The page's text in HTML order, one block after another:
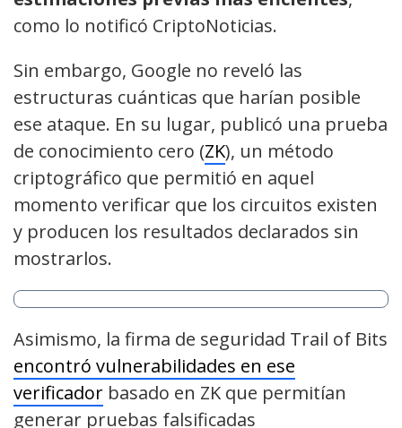
como lo notificó CriptoNoticias.
Sin embargo, Google no reveló las
estructuras cuánticas que harían posible
ese ataque. En su lugar, publicó una prueba
de conocimiento cero (ZK), un método
criptográfico que permitió en aquel
momento verificar que los circuitos existen
y producen los resultados declarados sin
mostrarlos.
Asimismo, la firma de seguridad Trail of Bits
encontró vulnerabilidades en ese
verificador basado en ZK que permitían
generar pruebas falsificadas